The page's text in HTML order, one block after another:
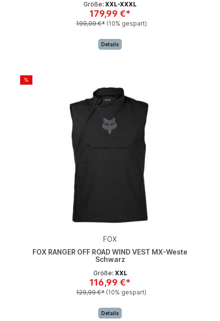
Größe: XXL-XXXL
179,99 €*
199,99 €* (10% gespart)
Details
%
FOX
FOX RANGER OFF ROAD WIND VEST MX-Weste
Schwarz
Größe: XXL
116,99 €*
129,99 €* (10% gespart)
Details